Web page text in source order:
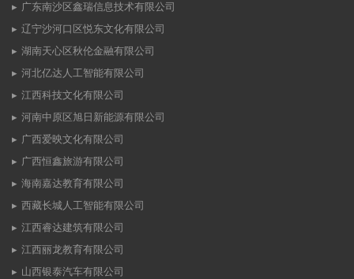
广东南沙区鑫瑞信息技术有限公司
辽宁沙河口区悦东文化有限公司
湖南天心区秋伦金融有限公司
河北亿达人工智能有限公司
江西科技文化有限公司
河南中原区旭日新能源有限公司
广西爱映文化有限公司
广西恒鑫旅游有限公司
海南嘉达教育有限公司
西藏长城人工智能有限公司
江西睿达建筑有限公司
江西丽龙教育有限公司
山西银泰汽车有限公司